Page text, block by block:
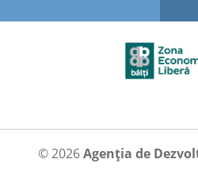
© 2026Agenția de